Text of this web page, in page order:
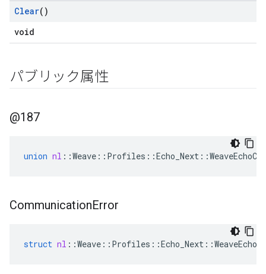
Clear()
void
パブリック属性
@187
union nl ::Weave :: Profiles ::Echo_Next ::
CommunicationError
struct nl ::Weave :: Profiles ::Echo_Next ::